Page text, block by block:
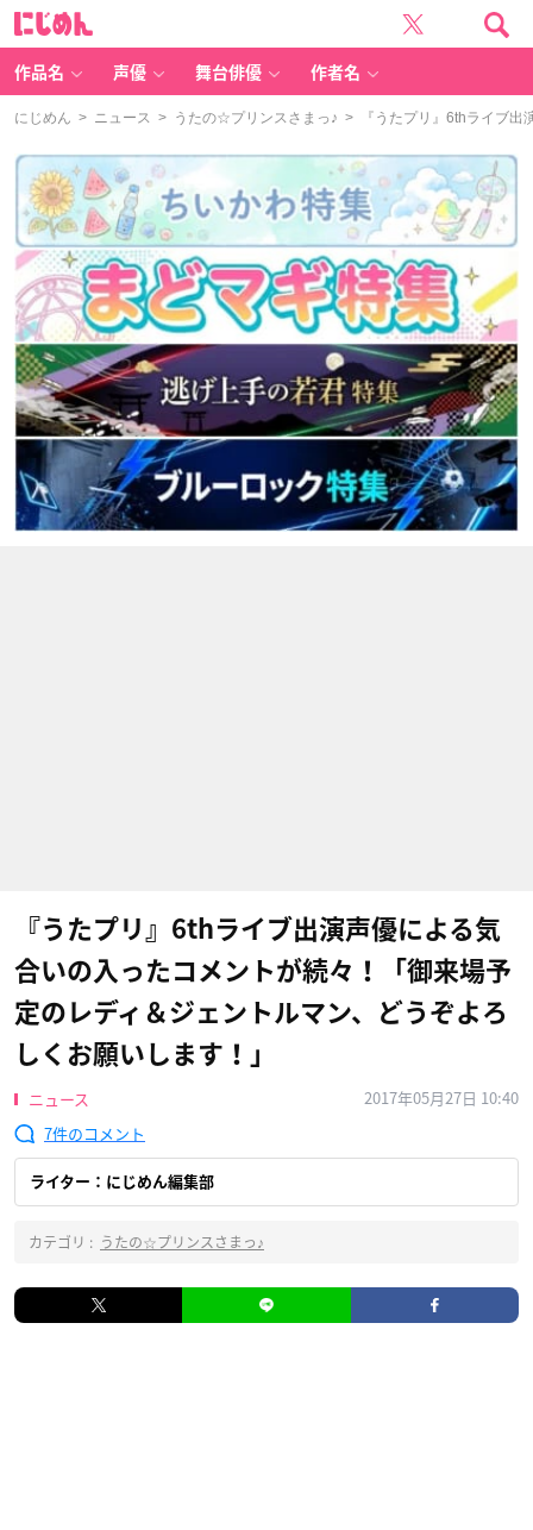
作品名 声優 舞台俳優 作者名
にじめん > ニュース > うたの☆プリンスさまっ♪ > 『うたプリ』6th​ライブ出
『うたプリ』6th​ライブ出演声優による気
合いの入ったコメントが続々！「御来場予
定のレディ＆ジェントルマン、どうぞよろ
しくお願いします！」
ニュース
2017年05月27日 10:40
7
ライター：にじめん編集部
カテゴリ : うたの☆プリンスさまっ♪